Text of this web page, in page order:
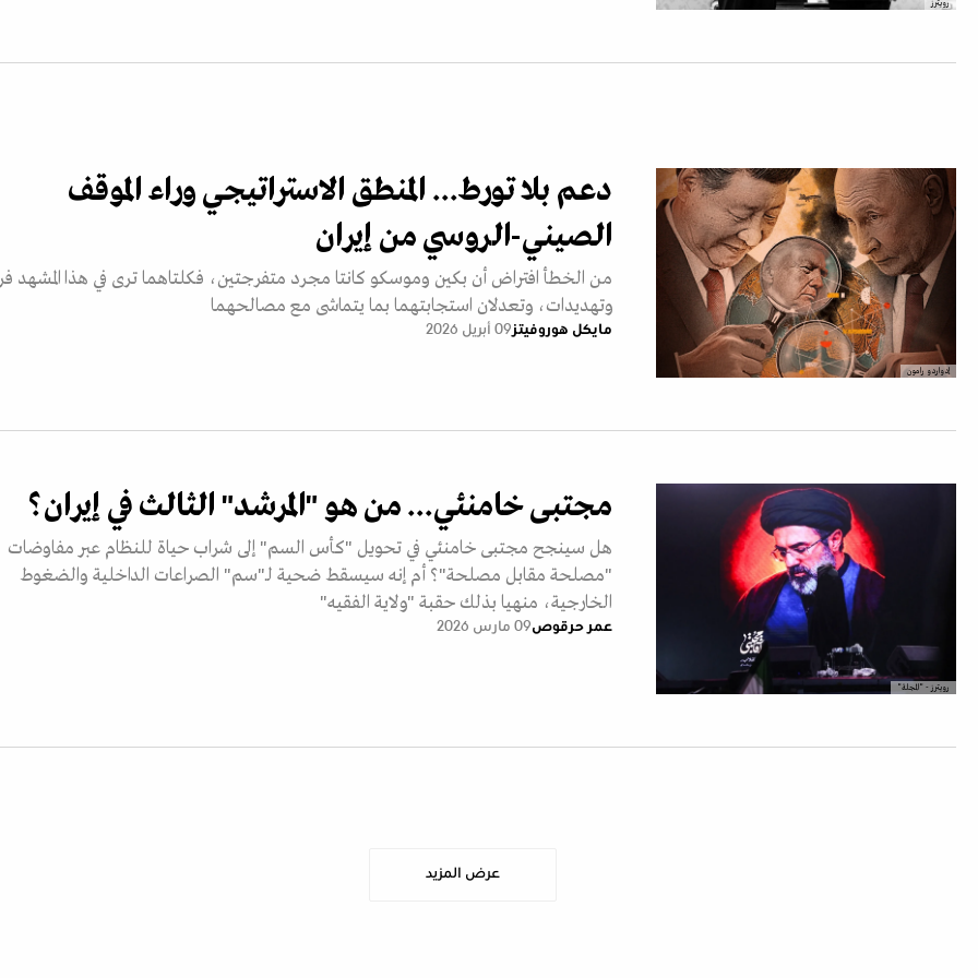
رويترز
إدواردو رامون
دعم بلا تورط... المنطق الاستراتيجي وراء الموقف
الصيني-الروسي من إيران
من الخطأ افتراض أن بكين وموسكو كانتا مجرد متفرجتين، فكلتاهما ترى في هذا المشهد
وتهديدات، وتعدلان استجابتهما بما يتماشى مع مصالحهما
مايكل هوروفيتز 09 أبريل 2026
رويترز - "المجلة"
مجتبى خامنئي... من هو "المرشد" الثالث في إيران؟
هل سينجح مجتبى خامنئي في تحويل "كأس السم" إلى شراب حياة للنظام عبر مفاوضات
"مصلحة مقابل مصلحة"؟ أم إنه سيسقط ضحية لـ"سم" الصراعات الداخلية والضغوط
الخارجية، منهيا بذلك حقبة "ولاية الفقيه"
عمر حرقوص09 مارس 2026
عرض المزيد